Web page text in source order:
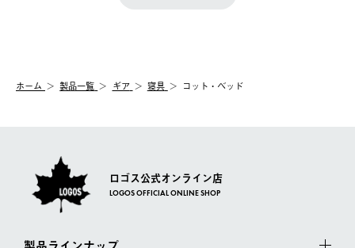
【配送業者】
佐川急便にて配送されます。
一度お手元の商品を返品いただき、ご希望商品を再注文してくだ
ホーム 製品一覧 ギア 寝具 コット・ベッド
ロゴス公式オンライン店
LOGOS OFFICIAL ONLINE SHOP